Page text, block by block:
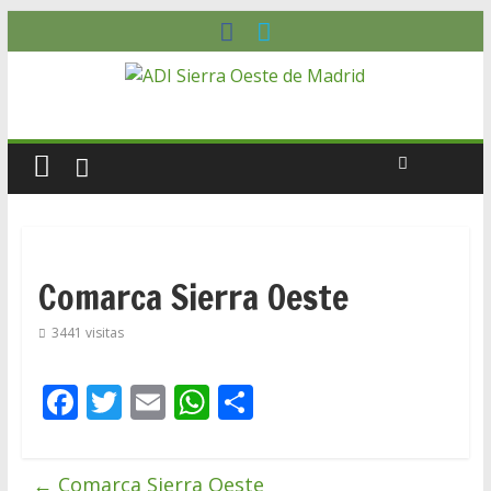
Comarca Sierra Oeste
3441 visitas
F
e
T
itt
E
ai
W
at
C
m
← Comarca Sierra Oeste